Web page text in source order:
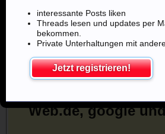
Web.de, google
interessante Posts liken
Threads lesen und updates per
bekommen.
Private Unterhaltungen mit
Jetzt registrieren!